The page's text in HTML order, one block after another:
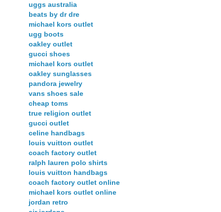
uggs australia
beats by dr dre
michael kors outlet
ugg boots
oakley outlet
gucci shoes
michael kors outlet
oakley sunglasses
pandora jewelry
vans shoes sale
cheap toms
true religion outlet
gucci outlet
celine handbags
louis vuitton outlet
coach factory outlet
ralph lauren polo shirts
louis vuitton handbags
coach factory outlet online
michael kors outlet online
jordan retro